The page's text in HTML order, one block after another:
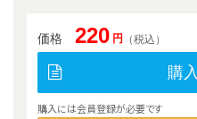
価格 220 円 （税込）
購
購入には会員登録が必要です